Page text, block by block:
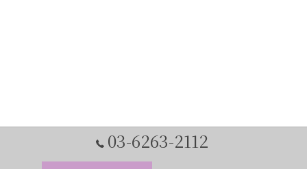
03-6263-2112